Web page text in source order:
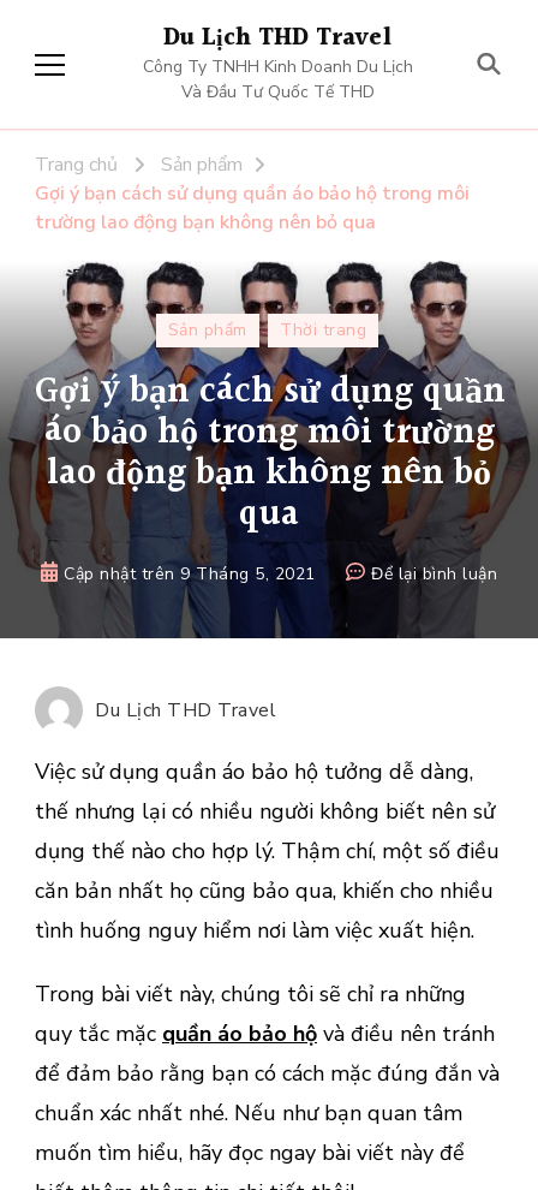
Du Lịch THD Travel
Công Ty TNHH Kinh Doanh Du Lịch
Và Đầu Tư Quốc Tế THD
Trang chủ
Sản phẩm
Gợi ý bạn cách sử dụng quần áo bảo hộ trong môi
trường lao động bạn không nên bỏ qua
Sản phẩm Thời trang
Gợi ý bạn cách sử dụng quần
áo bảo hộ trong môi trường
lao động bạn không nên bỏ
qua
Cập nhật trên9 Tháng 5, 2021 Để lại bình luận
ý
bảo
bạn
Du Lịch THD Travel
Việc sử dụng quần áo bảo hộ tưởng dễ dàng,
thế nhưng lại có nhiều người không biết nên sử
dụng thế nào cho hợp lý. Thậm chí, một số điều
căn bản nhất họ cũng bảo qua, khiến cho nhiều
tình huống nguy hiểm nơi làm việc xuất hiện.
Trong bài viết này, chúng tôi sẽ chỉ ra những
quy tắc mặc quần áo bảo hộ và điều nên tránh
để đảm bảo rằng bạn có cách mặc đúng đắn và
chuẩn xác nhất nhé. Nếu như bạn quan tâm
muốn tìm hiểu, hãy đọc ngay bài viết này để